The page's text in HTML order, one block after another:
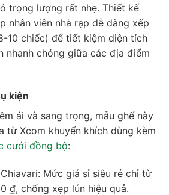
trọng lượng rất nhẹ. Thiết kế
nhân viên nhà rạp dễ dàng xếp
10 chiếc) để tiết kiệm diện tích
nhanh chóng giữa các địa điểm
kiện
ái và sang trọng, mẫu ghế này
từ Xcom khuyến khích dùng kèm
cưới đồng bộ:
Mức giá sỉ siêu rẻ chỉ từ
₫, chống xẹp lún hiệu quả.